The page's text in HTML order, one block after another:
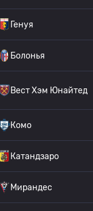
Генуя
Болонья
Вест Хэм Юнайтед
Комо
Катандзаро
Мирандес